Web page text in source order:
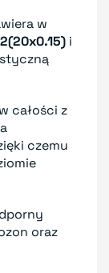
w
i
całości z
czemu
oraz